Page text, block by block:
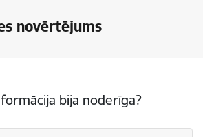
novērtējums
bija noderīga?